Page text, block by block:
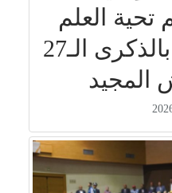
العلم
الوطني احتفاءً بالذكرى الـ27
المجيد